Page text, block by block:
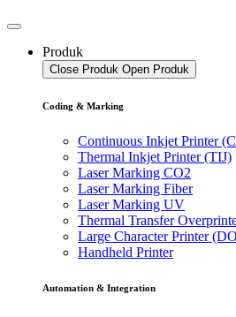
Produk
Close Produk Open Produk
Coding & Marking
Continuous Inkjet Printer
Thermal Inkjet Printer (TIJ)
Laser Marking CO2
Laser Marking Fiber
Laser Marking UV
Thermal Transfer
Large Character Printer
Handheld Printer
Automation & Integration